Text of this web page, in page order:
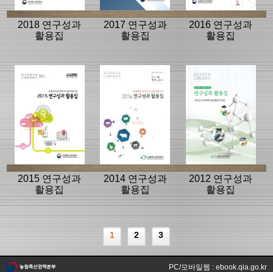
2018 연구성과
활용집
2017 연구성과
활용집
2016 연구성과
활용집
2015 연구성과
활용집
2014 연구성과
활용집
2012 연구성과
활용집
1 2 3
PC/모바일웹 : ebook.qia.go.kr